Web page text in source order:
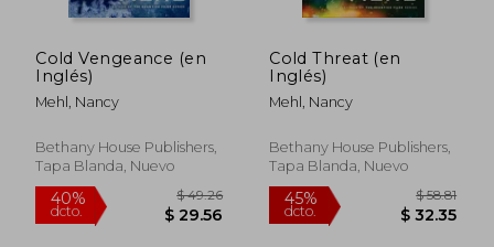
Cold Vengeance (en
Inglés)
Mehl, Nancy
Bethany House Publishers,
Tapa Blanda, Nuevo
Cold Threat (en
Inglés)
Mehl, Nancy
Bethany House Publishers,
Tapa Blanda, Nuevo